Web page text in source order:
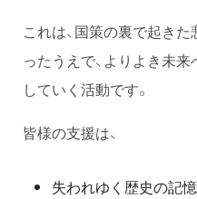
これは、国策の裏で起きた
ったうえで、よりよき未
していく活動です。
皆様の支援は、
失われゆく歴史の記